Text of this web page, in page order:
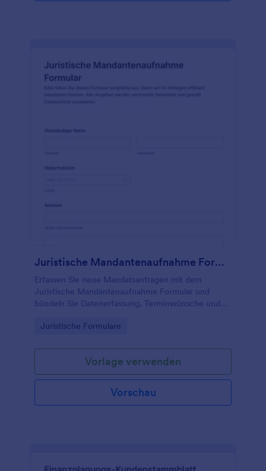
Juristische Mandantenaufnahme Formular
Erfassen Sie neue Mandatsanfragen mit dem
Juristische Mandantenaufnahme Formular und
bündeln Sie Datenerfassung, Terminwünsche und
Kanzleien und juristische Beratungsstellen.
Go to Category:
Juristische Formulare
Vorlage verwenden
Vorschau